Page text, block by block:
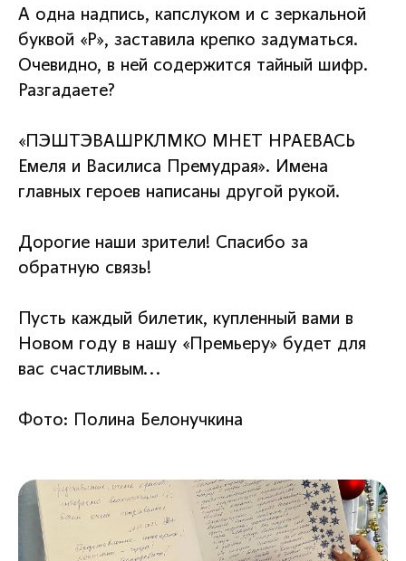
А одна надпись, капслуком и с зеркальной
буквой «Р», заставила крепко задуматься.
Очевидно, в ней содержится тайный шифр.
Разгадаете?
«ПЭШТЭВАШРКЛМКО МНЕТ НРАЕВАСЬ
Емеля и Василиса Премудрая». Имена
главных героев написаны другой рукой.
Дорогие наши зрители! Спасибо за
обратную связь!
Пусть каждый билетик, купленный вами в
Новом году в нашу «Премьеру» будет для
вас счастливым...
Фото: Полина Белонучкина